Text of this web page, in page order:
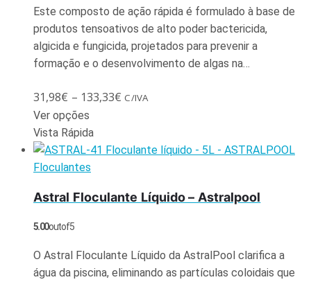
Este composto de ação rápida é formulado à base de
produtos tensoativos de alto poder bactericida,
algicida e fungicida, projetados para prevenir a
formação e o desenvolvimento de algas na…
31,98€ – 133,33€ C/IVA
Ver opções
Vista Rápida
Floculantes
Astral Floculante Líquido – Astralpool
5.00out of 5
O Astral Floculante Líquido da AstralPool clarifica a
água da piscina, eliminando as partículas coloidais que